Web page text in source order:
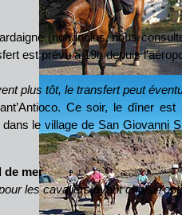
(non inclus, nous
est prévu à 19h depuis
plus tôt, le transfert peut
Ce soir, le dîner
le village de San Giovanni
de mer
les cavaliers ayant choisi